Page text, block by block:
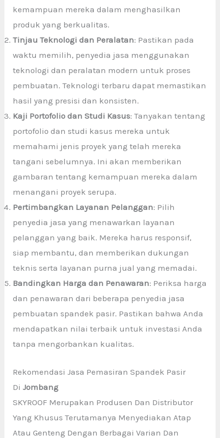
kemampuan mereka dalam menghasilkan
produk yang berkualitas.
Tinjau Teknologi dan Peralatan: Pastikan pada
waktu memilih, penyedia jasa menggunakan
teknologi dan peralatan modern untuk proses
pembuatan. Teknologi terbaru dapat memastikan
hasil yang presisi dan konsisten.
Kaji Portofolio dan Studi Kasus: Tanyakan tentang
portofolio dan studi kasus mereka untuk
memahami jenis proyek yang telah mereka
tangani sebelumnya. Ini akan memberikan
gambaran tentang kemampuan mereka dalam
menangani proyek serupa.
Pertimbangkan Layanan Pelanggan: Pilih
penyedia jasa yang menawarkan layanan
pelanggan yang baik. Mereka harus responsif,
siap membantu, dan memberikan dukungan
teknis serta layanan purna jual yang memadai.
Bandingkan Harga dan Penawaran: Periksa harga
dan penawaran dari beberapa penyedia jasa
pembuatan spandek pasir. Pastikan bahwa Anda
mendapatkan nilai terbaik untuk investasi Anda
tanpa mengorbankan kualitas.
Rekomendasi Jasa Pemasiran Spandek Pasir
DiJombang
SKYROOF Merupakan Produsen Dan Distributor
Yang Khusus Terutamanya Menyediakan Atap
Atau Genteng Dengan Berbagai Varian Dan